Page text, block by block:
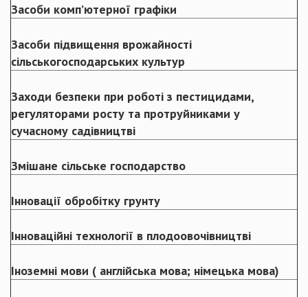
Засоби комп’ютерної графіки
Засоби підвищення врожайності
сільськогосподарських культур
Заходи безпеки при роботі з пестицидами,
регуляторами росту та протруйниками у
сучасному садівництві
Змішане сільське господарство
Інновації обробітку грунту
Інноваційні технології в плодоовочівництві
Іноземні мови ( англійська мова; німецька мова)